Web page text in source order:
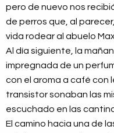
pero de nuevo nos
de perros que, al
vida rodear al abuelo
Al día siguiente, la
impregnada de un
con el aroma a café con
transistor sonaban las
escuchado en las
El camino hacia una de